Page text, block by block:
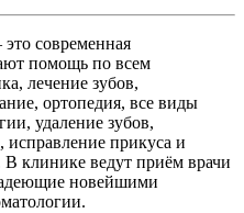
современная
помощь по всем
лечение зубов,
ортопедия, все виды
удаление зубов,
исправление прикуса и
В клинике ведут приём врачи
новейшими